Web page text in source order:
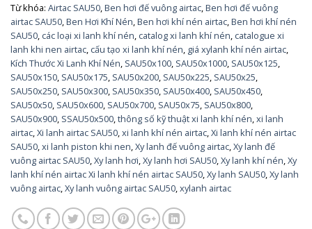
Từ khóa: Airtac SAU50,Ben hơi đế vuông airtac,Ben hơi đế vuông
airtac SAU50,Ben Hơi Khí Nén,Ben hơi khí nén airtac,Ben hơi khí nén
SAU50, các loại xi lanh khí nén, catalog xi lanh khí nén, catalogue xi
lanh khi nen airtac, cấu tạo xi lanh khí nén, giá xylanh khí nén airtac,
Kích Thước Xi Lanh Khí Nén, SAU50x100, SAU50x1000, SAU50x125,
SAU50x150, SAU50x175, SAU50x200, SAU50x225, SAU50x25,
SAU50x250, SAU50x300, SAU50x350, SAU50x400, SAU50x450,
SAU50x50, SAU50x600, SAU50x700, SAU50x75, SAU50x800,
SAU50x900, SSAU50x500,thông số kỹ thuật xi lanh khí nén,xi lanh
airtac,Xi lanh airtac SAU50,xi lanh khí nén airtac,Xi lanh khí nén airtac
SAU50,xi lanh piston khi nen,Xy lanh đế vuông airtac,Xy lanh đế
vuông airtac SAU50,Xy lanh hơi,Xy lanh hơi SAU50,Xy lanh khí nén,Xy
lanh khí nén airtac Xi lanh khí nén airtac SAU50,Xy lanh SAU50,Xy lanh
vuông airtac,Xy lanh vuông airtac SAU50,xylanh airtac